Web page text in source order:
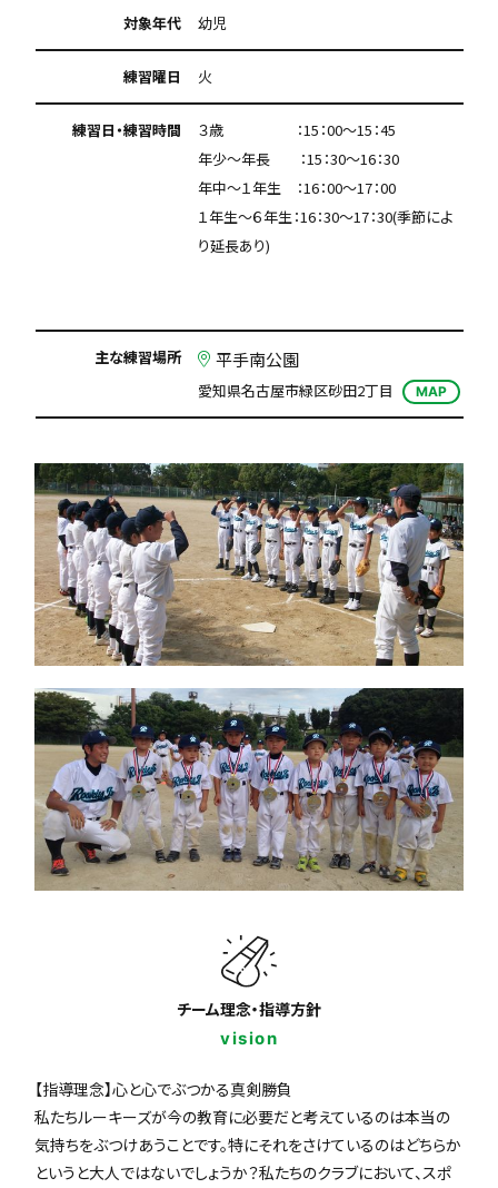
対象年代 幼児
練習曜日 火
練習日・練習時間
３歳 ：15：00～15：45
年少～年長 ：15：30～16：30
年中～１年生 ：16：00～17：00
１年生～６年生：16：30～17：30(季節によ
り延長あり)
主な練習場所 平手南公園
愛知県名古屋市緑区砂田2丁目 MAP
チーム理念・指導方針
vision
【指導理念】心と心でぶつかる真剣勝負
私たちルーキーズが今の教育に必要だと考えているのは本当の
気持ちをぶつけあうことです。特にそれをさけているのはどちらか
というと大人ではないでしょうか？私たちのクラブにおいて、スポ